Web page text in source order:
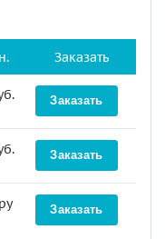
Заказать
Заказать
Заказать
Заказать